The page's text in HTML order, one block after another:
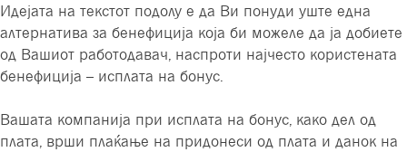
Идејата на текстот подолу е да Ви понуди уште една
алтернатива за бенефиција која би можеле да ја добиете
од Вашиот работодавач, наспроти најчесто користената
бенефиција – исплата на бонус.
Вашата компанија при исплата на бонус, како дел од
плата, врши плаќање на придонеси од плата и данок на